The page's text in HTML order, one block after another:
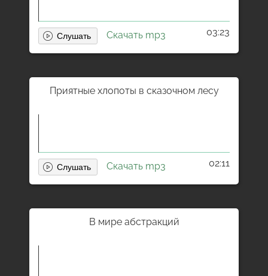
Скачать mp3 03:23
Приятные хлопоты в сказочном лесу
Скачать mp3 02:11
В мире абстракций